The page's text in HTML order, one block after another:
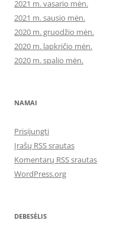
2021 m. vasario mėn.
2021 m. sausio mėn.
2020 m. gruodžio mėn.
2020 m. lapkričio mėn.
2020 m. spalio mėn.
NAMAI
Prisijungti
Įrašų RSS srautas
Komentarų RSS srautas
WordPress.org
DEBESĖLIS